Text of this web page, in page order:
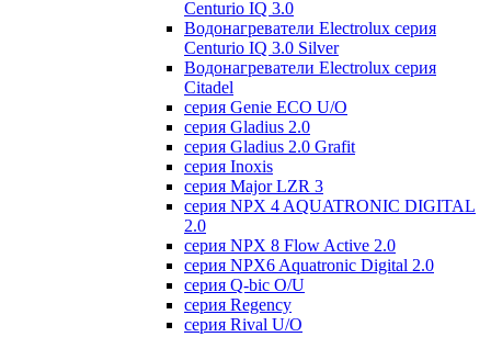
Centurio IQ 3.0
Водонагреватели Electrolux серия
Centurio IQ 3.0 Silver
Водонагреватели Electrolux серия
Citadel
серия Genie ECO U/О
серия Gladius 2.0
серия Gladius 2.0 Grafit
серия Inoxis
серия Major LZR 3
серия NPX 4 AQUATRONIC DIGITAL
2.0
серия NPX 8 Flow Active 2.0
серия NPX6 Aquatronic Digital 2.0
серия Q-bic O/U
серия Regency
серия Rival U/О